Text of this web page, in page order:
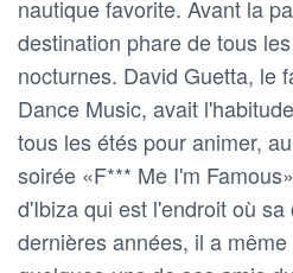
nautique favorite. Avant la
destination phare de tous
nocturnes. David Guetta, le
Dance Music, avait
tous les étés pour animer,
soirée «F*** Me I'm
d'Ibiza qui est l'endroit où
dernières années, il a